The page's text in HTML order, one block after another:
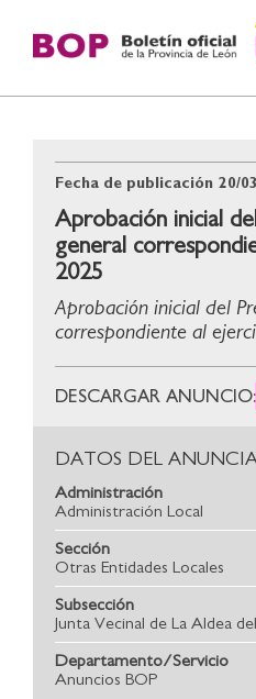
Aprobación inicial
general
2025
Aprobación inicial del
correspondiente al
Fecha de publicación 20/
DESCARGAR ANUNCIO:
DATOS DEL
Administración
Administración Local
Sección
Otras Entidades Locales
Subsección
Junta Vecinal de La Aldea
Departamento/Servicio
Anuncios BOP